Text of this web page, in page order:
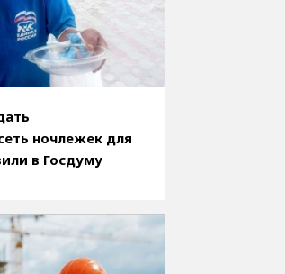
ночлежек для
в Госдуму